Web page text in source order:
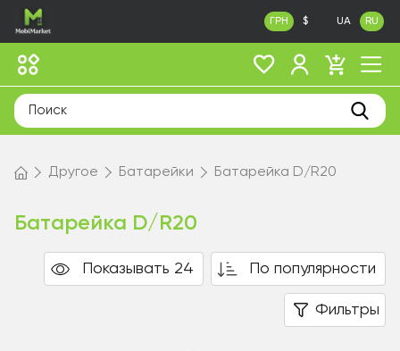
ГРН $ UA RU
Другое Батарейки Батарейка D/R20
Батарейка D/R20
Показывать 24 По популярности
Фильтры